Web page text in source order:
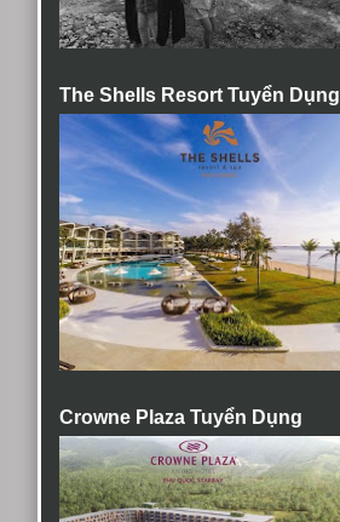
The Shells Resort Tuyển Dụng
Crowne Plaza Tuyển Dụng